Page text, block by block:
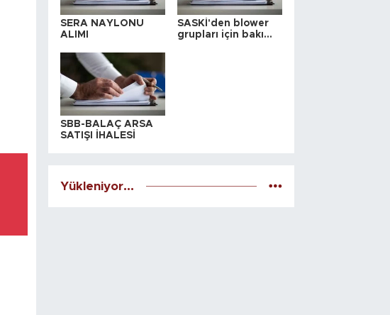
SERA NAYLONU
ALIMI
SASKİ'den blower
grupları için bakım
SBB-BALAÇ ARSA
SATIŞI İHALESİ
Yükleniyor...